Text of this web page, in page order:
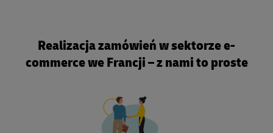
Realizacja zamówień w sektorze e-
commerce we Francji – z nami to proste